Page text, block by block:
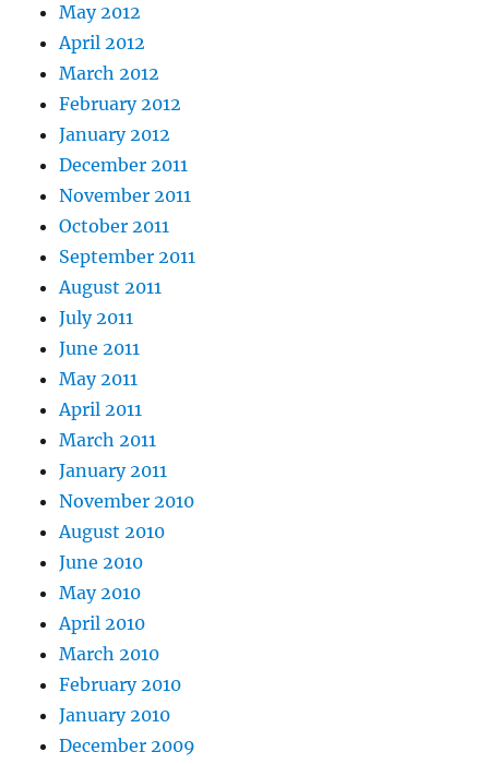
May 2012
April 2012
March 2012
February 2012
January 2012
December 2011
November 2011
October 2011
September 2011
August 2011
July 2011
June 2011
May 2011
April 2011
March 2011
January 2011
November 2010
August 2010
June 2010
May 2010
April 2010
March 2010
February 2010
January 2010
December 2009